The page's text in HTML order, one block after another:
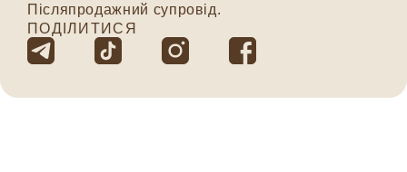
Післяпродажний супровід.
ПОДІЛИТИСЯ